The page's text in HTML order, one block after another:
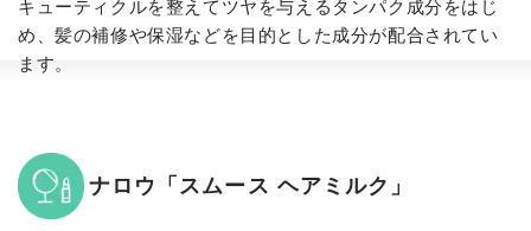
め、髪の補修や保湿などを目的とした成分が配合されてい
ます。
ナロウ「スムース ヘアミルク」